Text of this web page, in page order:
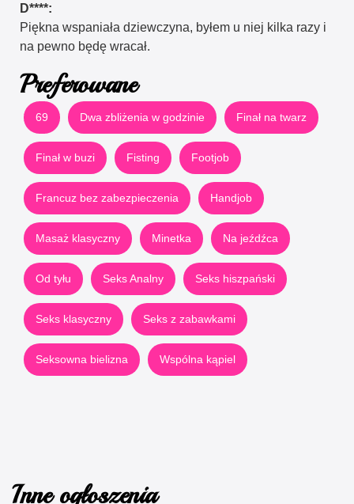
D****:
Piękna wspaniała dziewczyna, byłem u niej kilka razy i
na pewno będę wracał.
Preferowane
69 Dwa zbliżenia w godzinie Finał na twarz
Finał w buzi Fisting Footjob
Francuz bez zabezpieczenia Handjob
Masaż klasyczny Minetka Na jeźdźca
Od tyłu Seks Analny Seks hiszpański
Seks klasyczny Seks z zabawkami
Seksowna bielizna Wspólna kąpiel
Inne ogłoszenia